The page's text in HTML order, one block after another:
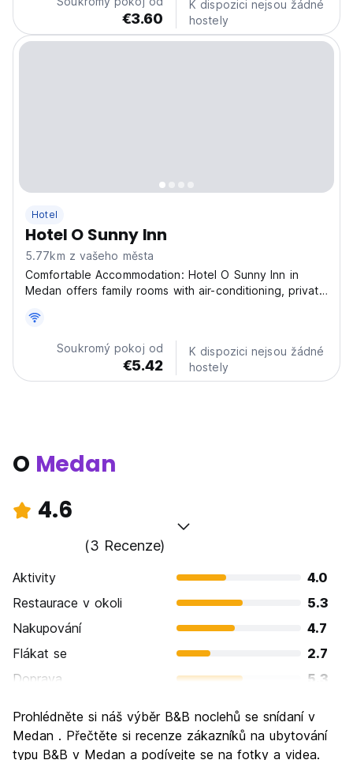
Asia Mega...
€3.60
K dispozici nejsou žádné
hostely
Hotel
Hotel O Sunny Inn
5.77km z vašeho města
Comfortable Accommodation: Hotel O Sunny Inn in
Medan offers family rooms with air-conditioning, private
Each room includes a work desk, TV, and wardrobe,
ensuring a pleasant stay. Convenient Facilities:
Guests...Soukromý pokoj od
€5.42
K dispozici nejsou žádné
hostely
O Medan
4.6
(3 Recenze)
Aktivity
4.0
Restaurace v okoli
5.3
Nakupování
4.7
Flákat se
2.7
Doprava
5.3
Kultura
6.0
Noční život
4.0
Prohlédněte si náš výběr B&B noclehů se snídaní v
Medan . Přečtěte si recenze zákazníků na ubytování
typu B&B v Medan a podívejte se na fotky a videa.